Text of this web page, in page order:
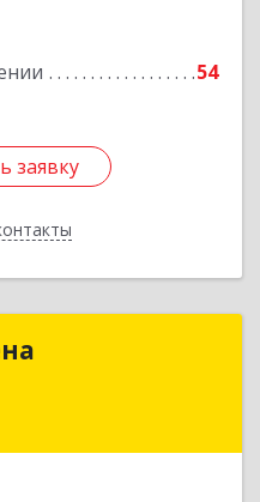
54
заявку
Подробнее
заявку
Елена